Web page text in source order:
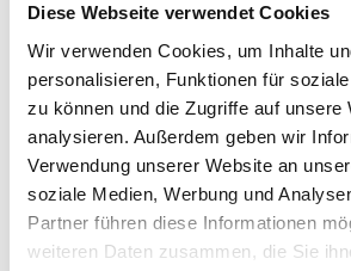
Diese Webseite verwendet Cookies
Wir verwenden Cookies, um Inhalte
personalisieren, Funktionen für
zu können und die Zugriffe auf unsere
analysieren. Außerdem geben wir
Verwendung unserer Website an
soziale Medien, Werbung und
Partner führen diese Informationen
weiteren Daten zusammen, die Sie
Paprika edelsüß, Altes
Art.Nr.:50618